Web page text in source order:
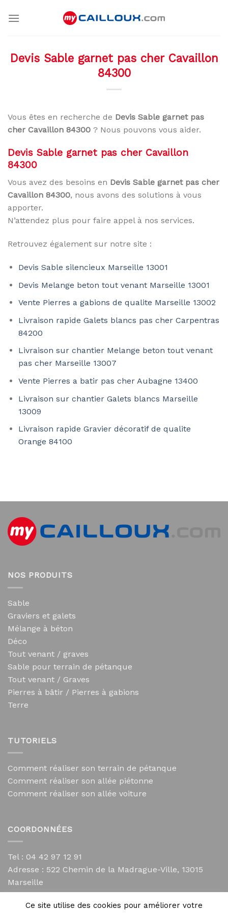
Devis Sable garnet pas cher Cavaillon
84300
Vous êtes en recherche de Devis Sable garnet pas
cher Cavaillon 84300 ? Nous pouvons vous aider.
Devis Sable garnet pas cher Cavaillon
84300
Vous avez des besoins en Devis Sable garnet pas cher
Cavaillon 84300, nous avons des solutions à vous
apporter.
N’attendez plus pour faire appel à nos services.
Retrouvez également sur notre site :
Devis Sable silencieux Marseille 13001
Devis Melange beton tout venant Marseille 13001
Vente Pierres a gabions de qualite Marseille 13002
Livraison rapide Galets blancs pas cher Carpentras
84200
Livraison sur chantier Melange beton tout venant
pas cher Marseille 13007
Vente Pierres a batir pas cher Aubagne 13400
Livraison sur chantier Galets blancs Marseille
13009
Livraison rapide Gravier décoratif de qualite
Orange 84100
NOS PRODUITS
Sable
Graviers et galets
Mélange à béton
Déco
Tout venant / graves
Sable pour terrain de pétanque
Tout venant / Graves
Pierres à bâtir / Pierres à gabions
Terre
TUTORIELS
Comment réaliser son terrain de pétanque
Comment réaliser son allée piétonne
Comment réaliser son allée voiture
COORDONNÉES
Tel : 04 42 97 12 91
Adresse : 522 Chemin de la Madrague-Ville, 13015
Marseille
contact@mycailloux.com
Mentions légales
Ce site utilise des cookies pour améliorer votre